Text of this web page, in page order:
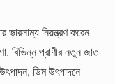
ভারসাম্য নিয়ন্ত্রণ করেন
বিভিন্ন প্রাণীর নতুন জাত
ডিম উৎপাদনে